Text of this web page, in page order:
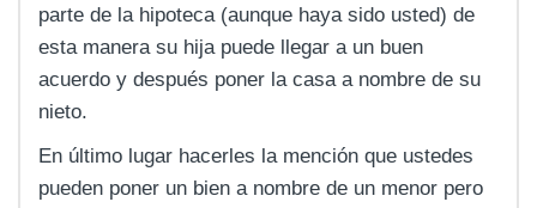
parte de la hipoteca (aunque haya sido usted) de
esta manera su hija puede llegar a un buen
acuerdo y después poner la casa a nombre de su
nieto.
En último lugar hacerles la mención que ustedes
pueden poner un bien a nombre de un menor pero